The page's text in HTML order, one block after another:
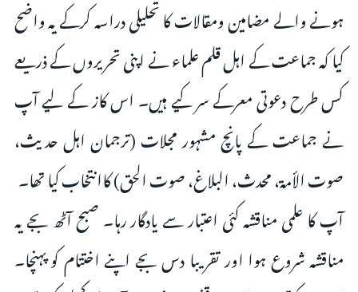
ہونے والے مضامین ومقالات کا تحلیلی دراسہ کرکے یہ واضح
کیا کہ جماعت کے اہل قلم علماء نے اپنی تحریروں کے ذریعے
کس طرح دعوتی معرکے سر کیے ہیں۔ اس کاز کے لیے آپ
نے جماعت کے پانچ مشہور مجلات (ترجمان اہل حدیث،
صوت الأمۃ، محدث، البلاغ، صوت الحق) کاانتخاب کیا تھا۔
آپ کا علمی مناقشہ کئی اعتبار سے یادگار رہا۔ صبح آٹھ بجے یہ
مناقشہ شروع ہوا اور تقریبا دس بجے اپنے اختتام کو پہنچا۔